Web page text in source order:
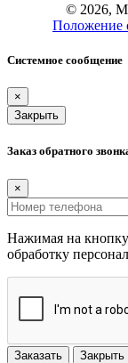
© 2026,
Положение
Системное сообщение
×
Закрыть
Заказ обратного
×
Нажимая на кнопку
обработку
Заказать Закрыть